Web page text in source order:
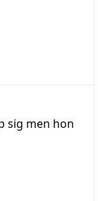
sig men hon